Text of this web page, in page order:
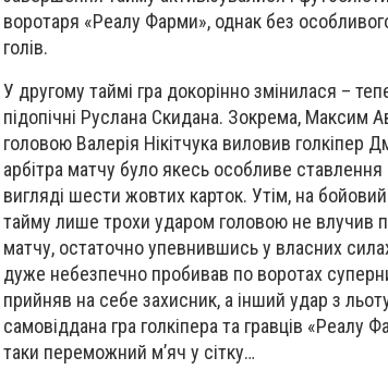
воротаря «Реалу Фарми», однак без
голів.
У другому таймі гра докорінно змінилася –
підопічні Руслана Скидана. Зокрема, Максим
головою Валерія Нікітчука виловив голкіпер
арбітра матчу було якесь особливе
вигляді шести жовтих карток. Утім, на
тайму лише трохи ударом головою не влучив
матчу, остаточно упевнившись у власних
дуже небезпечно пробивав по воротах
прийняв на себе захисник, а інший удар з
самовіддана гра голкіпера та гравців
таки переможний м’яч у сітку…